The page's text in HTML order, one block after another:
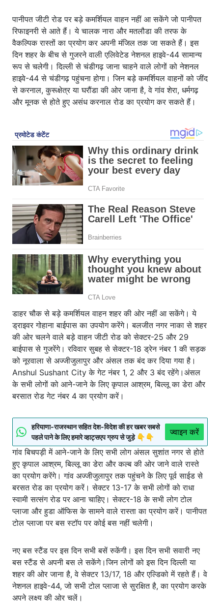
पानीपत जीटी रोड पर बड़े कमर्शियल वाहन नहीं आ सकेंगे जो पानीपत
रिफाइनरी से आते हैं। ये चालक नारा और मतलौडा की तरफ के
वैकल्पिक रास्तों का प्रयोग कर अपनी मंजिल तक जा सकते हैं। इस
दिन शहर के बीच से गुजरने वाली एलिवेटेड नेशनल हाइवे-44 सामान्य
रूप से चलेगी। दिल्ली से चंडीगढ़ जाना चाहने वाले लोगों को नेशनल
हाइवे-44 से चंडीगढ़ पहुंचना होगा। जिन बड़े कमर्शियल वाहनों को जींद
से करनाल, कुरूक्षेत्र या घरौंडा की ओर जाना है, वे गांव शेरा, धर्मगढ़
और मूनक से होते हुए असंध करनाल रोड का प्रयोग कर सकते हैं।
डाहर चौक से बड़े कमर्शियल वाहन शहर की ओर नहीं आ सकेंगे। ये
ड्राइवर गोहाना बाईपास का उपयोग करेंगे। बलजीत नगर नाका से शहर
की ओर चलने वाले बड़े वाहन जीटी रोड को सेक्टर-25 और 29
बाईपास से गुजरेंगे। रविवार सुबह से सेक्टर-18 ड्रेन नंबर 1 की सड़क
को नूरवाला से अज्जीजुलापुर और अंसल तक बंद कर दिया गया है।
Anshul Sushant City के गेट नंबर 1, 2 और 3 बंद रहेंगे।अंसल
के सभी लोगों को आने-जाने के लिए कृपाल आश्रम, बिल्लू का डेरा और
बरसात रोड गेट नंबर 4 का प्रयोग करें।
हरियाणा-राजस्थान सहित देश-विदेश की हर खबर सबसे
पहले पाने के लिए हमारे व्हाट्सएप ग्रुप से जुड़े 👇👇
ज्वाइन करें
गांव बिचपड़ी में आने-जाने के लिए सभी लोग अंसल सुशांत नगर से होते
हुए कृपाल आश्रम, बिल्लू का डेरा और कल्ब की ओर जाने वाले रास्ते
का प्रयोग करेंगे। गांव अज्जीजुलापुर तक पहुंचने के लिए पूर्व साईड से
बरसत रोड का प्रयोग करें। सेक्टर 13-17 के सभी लोगों को राधा
स्वामी सत्संग रोड पर आना चाहिए। सेक्टर-18 के सभी लोग टोल
प्लाजा और हुडा ऑफिस के सामने वाले रास्ता का प्रयोग करें। पानीपत
टोल प्लाजा पर बस स्टॉप पर कोई बस नहीं चलेगी।
नए बस स्टैंड पर इस दिन सभी बसें रुकेंगी। इस दिन सभी सवारी नए
बस स्टैंड से अपनी बस ले सकेंगे।जिन लोगों को इस दिन दिल्ली या
शहर की ओर जाना है, वे सेक्टर 13/17, 18 और एल्डिको में रहते हैं। वे
नेशनल हाइवे-44, जो सभी टोल प्लाजा से सुरक्षित है, का प्रयोग करके
अपने लक्ष्य की ओर चलें।